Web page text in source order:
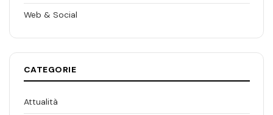
Web & Social
CATEGORIE
Attualità